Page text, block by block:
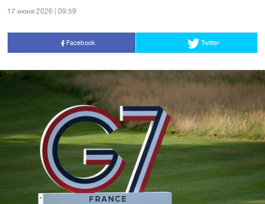
17 июня 2026 | 09:59
Facebook Twitter